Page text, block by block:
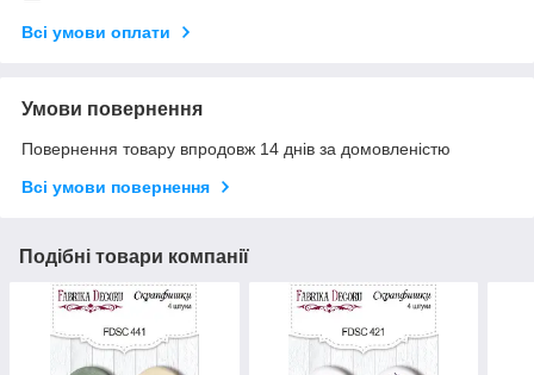
Всі умови оплати
Умови повернення
Повернення товару впродовж 14 днів за домовленістю
Всі умови повернення
Подібні товари компанії